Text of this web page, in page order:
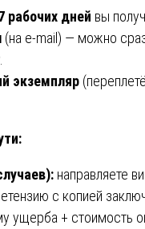
рабочих дней вы
(на e-mail) — можно
экземпляр
направляете
с копией
ущерба + стоимость